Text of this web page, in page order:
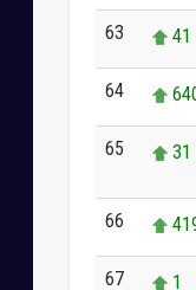
63 41
64
65 31
66
67 1